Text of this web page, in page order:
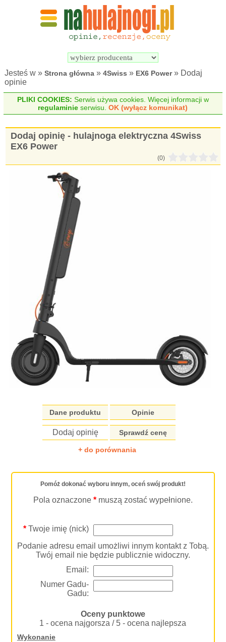
Wyszukiwarka
elektrycznych
Jesteś w »Strona główna »4Swiss » EX6 Power» Dodaj
opinie
PLIKI COOKIES: Serwis używa cookies. Więcej informacji w
regulaminie serwisu.OK (wyłącz komunikat)
Dodaj opinię - hulajnoga elektryczna 4Swiss
EX6 Power
(0)
Dane produktu Opinie
Dodaj opinię Sprawdź cenę
+ do porównania
Pomóż dokonać wyboru innym, oceń swój produkt!
Pola oznaczone * muszą zostać wypełnione.
*Twoje imię (nick)
Podanie adresu email umożliwi innym kontakt z Tobą.
Twój email nie będzie publicznie widoczny.
Email:
Numer Gadu-
Gadu:
Oceny punktowe
1 - ocena najgorsza / 5 - ocena najlepsza
Wykonanie